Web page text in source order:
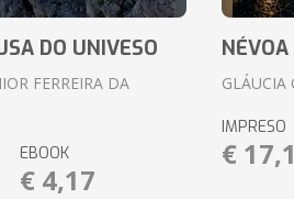
DO UNIVESO
FERREIRA DA
EBOOK
€ 4,17
NÉVOA
GLÁUCIA
IMPRESO
€